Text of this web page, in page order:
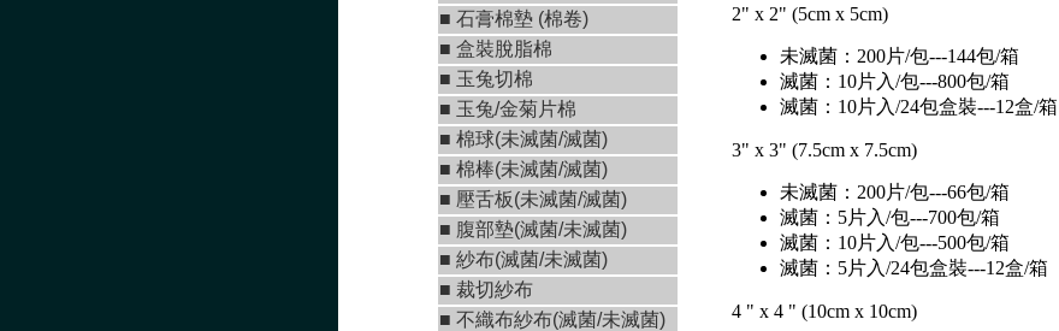
■ 石膏棉墊 (棉卷)
■ 盒裝脫脂棉
■ 玉兔切棉
■ 玉兔/金菊片棉
■ 棉球(未滅菌/滅菌)
■ 棉棒(未滅菌/滅菌)
■ 壓舌板(未滅菌/滅菌)
■ 腹部墊(滅菌/未滅菌)
■ 紗布(滅菌/未滅菌)
■ 裁切紗布
■ 不織布紗布(滅菌/未滅菌)
2" x 2" (5cm x 5cm)
未滅菌：200片/包---144包/箱
滅菌：10片入/包---800包/箱
滅菌：10片入/24包盒裝---12盒/箱
3" x 3" (7.5cm x 7.5cm)
未滅菌：200片/包---66包/箱
滅菌：5片入/包---700包/箱
滅菌：10片入/包---500包/箱
滅菌：5片入/24包盒裝---12盒/箱
4 " x 4 " (10cm x 10cm)